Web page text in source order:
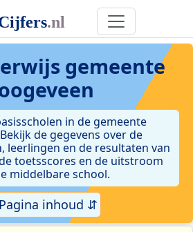
gemeente
in de gemeente
de gegevens over de
leerlingen en de resultaten van
toetsscores en de uitstroom
middelbare school.
Pagina inhoud ⇵